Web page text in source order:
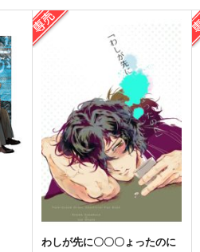
己が咎を友とせよ
炙りでください
1,100円（税込）
坂本龍馬×岡田以蔵
サンプル 作品詳細
わしが先に〇〇〇ょったのに